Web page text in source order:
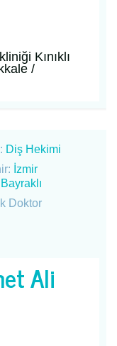
Kınıklı
/
Diş Hekimi
İzmir
Bayraklı
Doktor
Ali